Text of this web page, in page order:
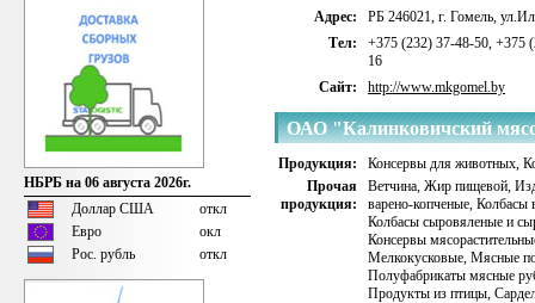
НБРБ на 06 августа 2026г.
Доллар США
откл
Евро
окл
Рос. рубль
откл
Адрес:
РБ 246021, г. Гомель,
Тел:
+375 (232) 37-48-50, +375
16
Сайт:
http://www.mkgomel.by
ОАО "Калинковичский
Продукция: Консервы для животных,
Прочая
продукция:
Ветчина, Жир пищевой,
варено-копченые, Колбасы
Колбасы сыровяленые и
Консервы
Мелкокусковые, Мясные
Полуфабрикаты мясные
Продукты из птицы,